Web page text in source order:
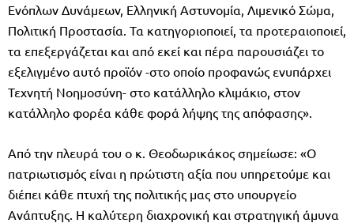
Ενόπλων Δυνάμεων, Ελληνική Αστυνομία, Λιμενικό Σώμα,
Πολιτική Προστασία. Τα κατηγοριοποιεί, τα προτεραιοποιεί,
τα επεξεργάζεται και από εκεί και πέρα παρουσιάζει το
εξελιγμένο αυτό προϊόν -στο οποίο προφανώς ενυπάρχει
Τεχνητή Νοημοσύνη- στο κατάλληλο κλιμάκιο, στον
κατάλληλο φορέα κάθε φορά λήψης της απόφασης».
Από την πλευρά του ο κ. Θεοδωρικάκος σημείωσε: «Ο
πατριωτισμός είναι η πρώτιστη αξία που υπηρετούμε και
διέπει κάθε πτυχή της πολιτικής μας στο υπουργείο
Ανάπτυξης. Η καλύτερη διαχρονική και στρατηγική άμυνα